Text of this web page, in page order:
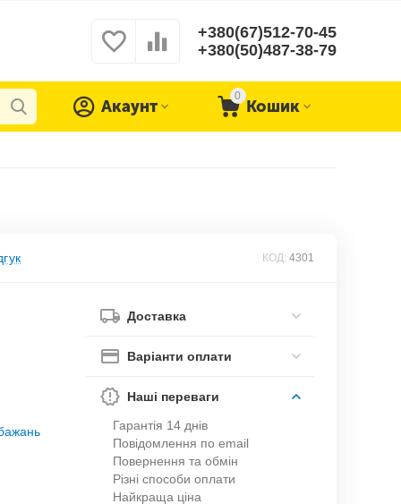
+380(67)512-70-45
+380(50)487-38-79
0
Кошик
Акаунт
КОД: 4301
Доставка
Варіанти оплати
Наші переваги
Гарантія 14 днів
Повідомлення по email
Повернення та обмін
Різні способи оплати
Найкраща ціна